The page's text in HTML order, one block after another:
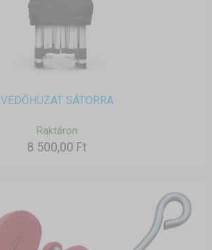
VÉDŐHUZAT SÁTORRA
Raktáron
8 500,00 Ft